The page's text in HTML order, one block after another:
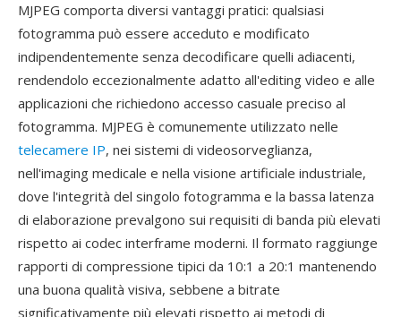
MJPEG comporta diversi vantaggi pratici: qualsiasi
fotogramma può essere acceduto e modificato
indipendentemente senza decodificare quelli adiacenti,
rendendolo eccezionalmente adatto all'editing video e alle
applicazioni che richiedono accesso casuale preciso al
fotogramma. MJPEG è comunemente utilizzato nelle
telecamere IP, nei sistemi di videosorveglianza,
nell'imaging medicale e nella visione artificiale industriale,
dove l'integrità del singolo fotogramma e la bassa latenza
di elaborazione prevalgono sui requisiti di banda più elevati
rispetto ai codec interframe moderni. Il formato raggiunge
rapporti di compressione tipici da 10:1 a 20:1 mantenendo
una buona qualità visiva, sebbene a bitrate
significativamente più elevati rispetto ai metodi di